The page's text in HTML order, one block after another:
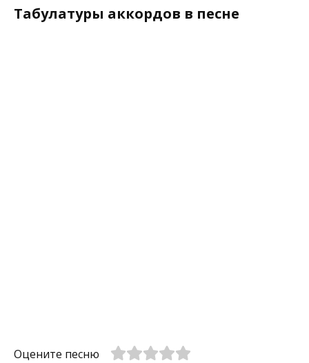
Табулатуры аккордов в песне
Оцените песню